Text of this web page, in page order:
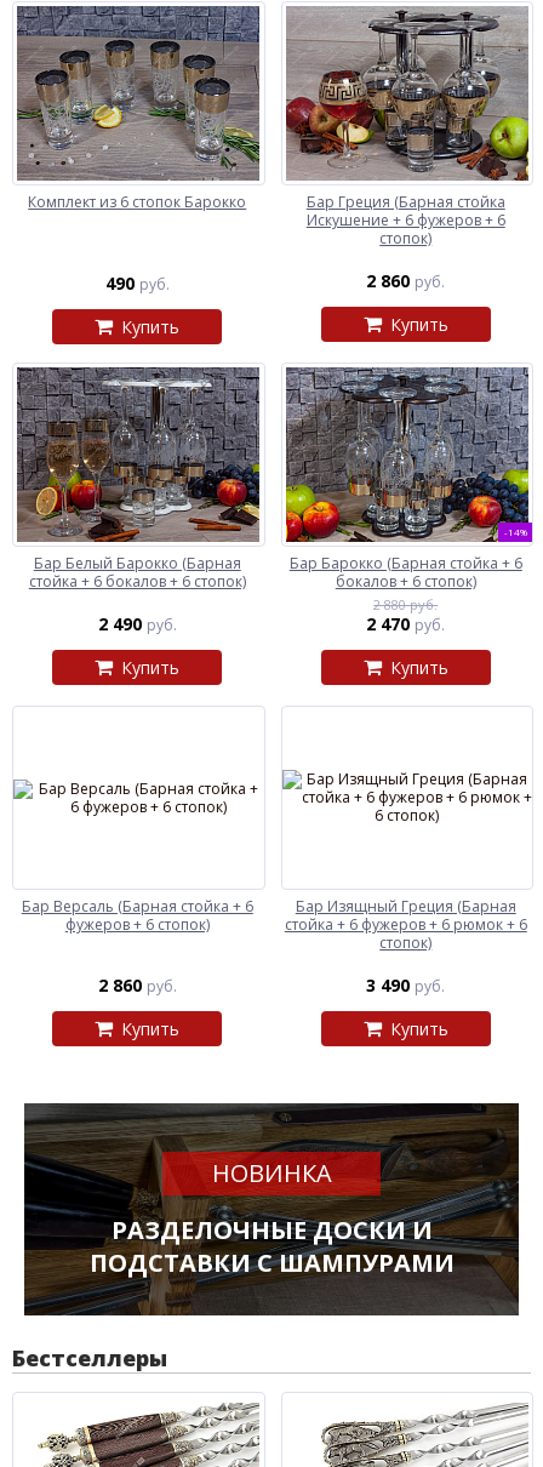
Комплект из 6 стопок Барокко
490 руб.
Купить
Бар Греция (Барная стойка
Искушение + 6 фужеров + 6
стопок)
2 860 руб.
Купить
Бар Белый Барокко (Барная
стойка + 6 бокалов + 6 стопок)
2 490 руб.
Купить
-14%
Бар Барокко (Барная стойка + 6
бокалов + 6 стопок)
2 880 руб.
2 470 руб.
Купить
Бар Версаль (Барная стойка + 6
фужеров + 6 стопок)
2 860 руб.
Купить
Бар Изящный Греция (Барная
стойка + 6 фужеров + 6 рюмок + 6
стопок)
3 490 руб.
Купить
НОВИНКА
РАЗДЕЛОЧНЫЕ ДОСКИ И
ПОДСТАВКИ С ШАМПУРАМИ
Бестселлеры